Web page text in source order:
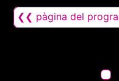
❮❮ pàgina del